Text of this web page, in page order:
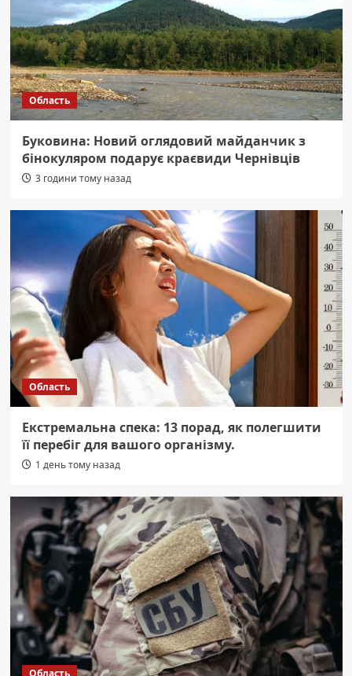
Область
Буковина: Новий оглядовий майданчик з
бінокуляром подарує краєвиди Чернівців
3 години тому назад
Область
Екстремальна спека: 13 порад, як полегшити
її перебіг для вашого організму.
1 день тому назад